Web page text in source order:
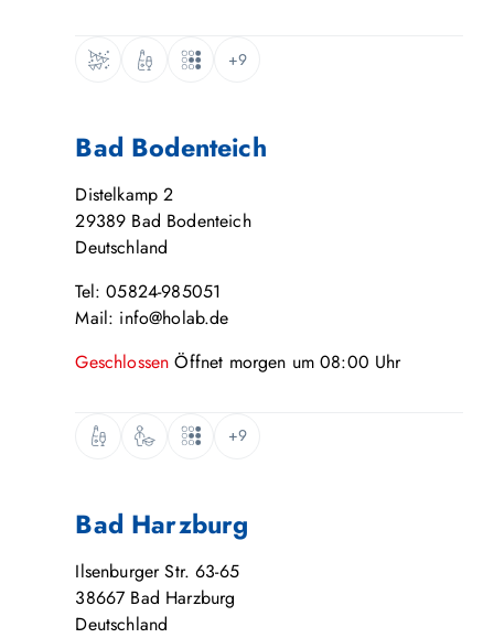
+9
Bad Bodenteich
Distelkamp 2
29389 Bad Bodenteich
Deutschland
Tel: 05824-985051
Mail: info@holab.de
GeschlossenÖffnet morgen um08:00 Uhr
+9
Bad Harzburg
Ilsenburger Str. 63-65
38667 Bad Harzburg
Deutschland